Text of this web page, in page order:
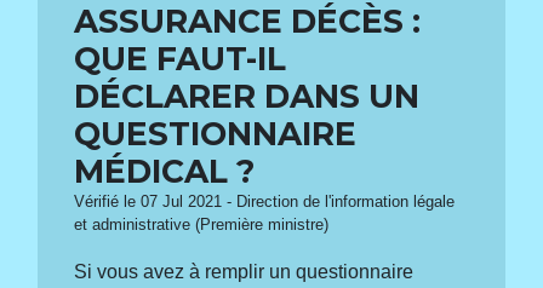
ASSURANCE DÉCÈS :
QUE FAUT-IL
DÉCLARER DANS UN
QUESTIONNAIRE
MÉDICAL ?
Vérifié le 07 Jul 2021 - Direction de l'information légale
et administrative (Première ministre)
Si vous avez à remplir un questionnaire